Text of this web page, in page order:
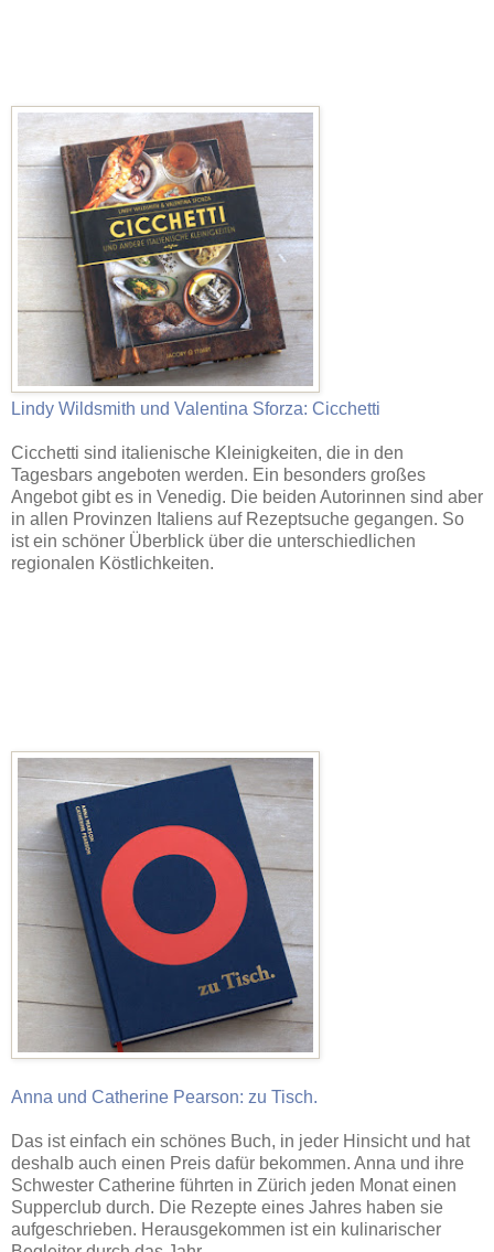
Lindy Wildsmith und Valentina Sforza: Cicchetti
Cicchetti sind italienische Kleinigkeiten, die in den
Tagesbars angeboten werden. Ein besonders großes
Angebot gibt es in Venedig. Die beiden Autorinnen sind aber
in allen Provinzen Italiens auf Rezeptsuche gegangen. So
ist ein schöner Überblick über die unterschiedlichen
regionalen Köstlichkeiten.
Anna und Catherine Pearson: zu Tisch.
Das ist einfach ein schönes Buch, in jeder Hinsicht und hat
deshalb auch einen Preis dafür bekommen. Anna und ihre
Schwester Catherine führten in Zürich jeden Monat einen
Supperclub durch. Die Rezepte eines Jahres haben sie
aufgeschrieben. Herausgekommen ist ein kulinarischer